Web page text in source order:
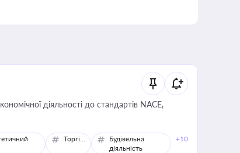
діяльності до стандартів NACE,
Торгівля
Будівельна
діяльність
+10